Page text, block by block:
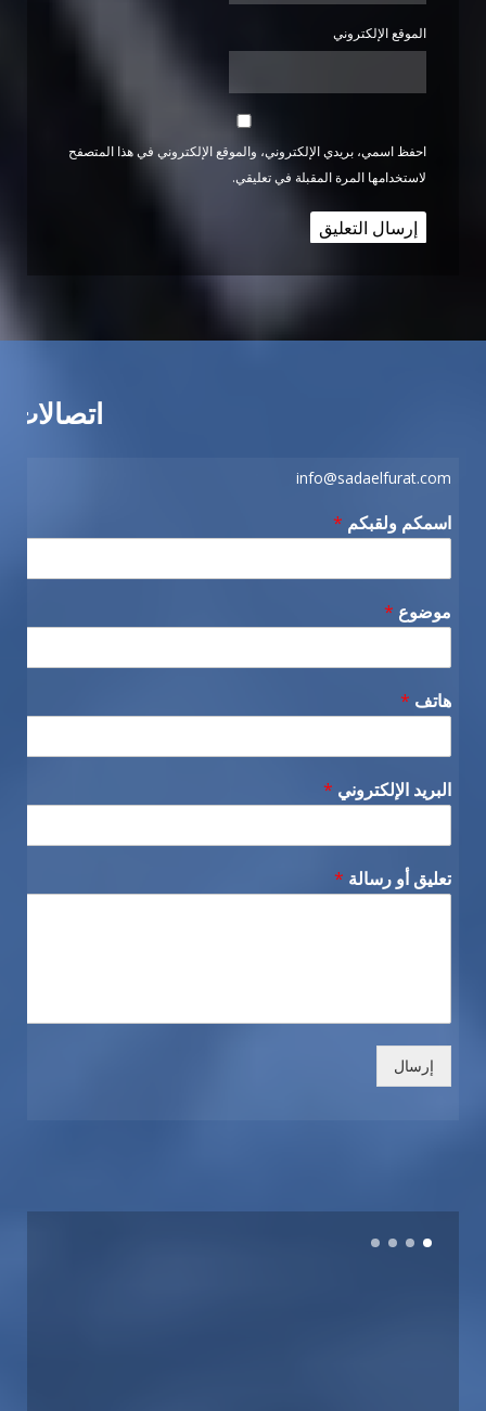
الموقع الإلكتروني
احفظ اسمي، بريدي الإلكتروني، والموقع الإلكتروني في هذا المتصفح
لاستخدامها المرة المقبلة في تعليقي.
اتصالات
info@sadaelfurat.com
اسمكم ولقبكم *
موضوع *
هاتف *
البريد الإلكتروني *
تعليق أو رسالة *
إرسال